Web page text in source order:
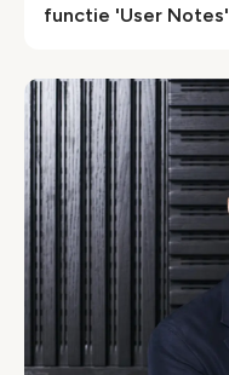
functie 'User Notes'